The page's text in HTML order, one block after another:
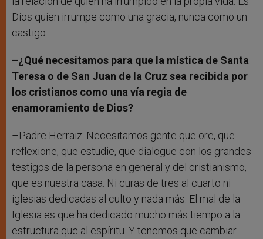
Dios quien irrumpe como una gracia, nunca como un
castigo.
–¿Qué necesitamos para que la mística de Santa
Teresa o de San Juan de la Cruz sea recibida por
los cristianos como una vía regia de
enamoramiento de Dios?
–Padre Herraiz: Necesitamos gente que ore, que
reflexione, que estudie, que dialogue con los grandes
testigos de la persona en general y del cristianismo,
que es nuestra casa. Ni curas de tres al cuarto ni
iglesias dedicadas al culto y nada más. El mal de la
Iglesia es que ha dedicado mucho más tiempo a la
estructura que al espíritu. Y tenemos que cambiar